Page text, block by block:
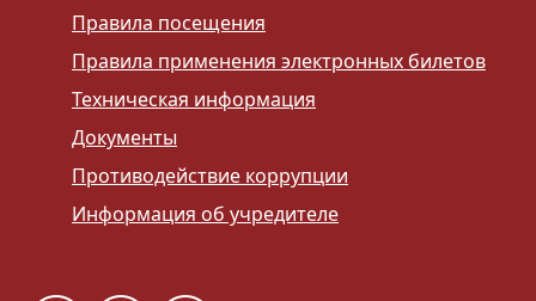
Правила посещения
Правила применения электронных билетов
Техническая информация
Документы
Противодействие коррупции
Информация об учредителе